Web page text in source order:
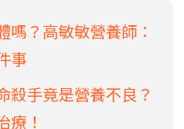
嗎？高敏敏營養師：
事
殺手竟是營養不良？
療！